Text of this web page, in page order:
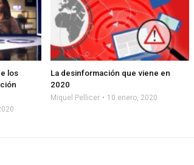
los
La desinformación que viene en
2020
Miquel Pellicer 10 enero, 2020